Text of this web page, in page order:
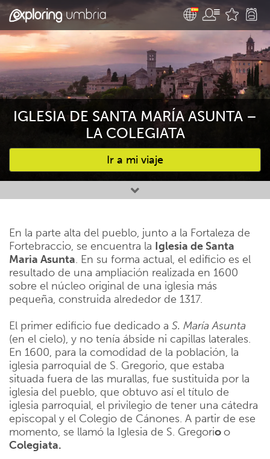
IGLESIA DE SANTA MARÍA ASUNTA –
LA COLEGIATA
Ir a mi viaje
Favourites
En la parte alta del pueblo, junto a la Fortaleza de
Fortebraccio, se encuentra la Iglesia de Santa
Maria Asunta. En su forma actual, el edificio es el
resultado de una ampliación realizada en 1600
sobre el núcleo original de una iglesia más
pequeña, construida alrededor de 1317.
El primer edificio fue dedicado a S. María Asunta
(en el cielo), y no tenía ábside ni capillas laterales.
En 1600, para la comodidad de la población, la
iglesia parroquial de S. Gregorio, que estaba
situada fuera de las murallas, fue sustituida por la
iglesia del pueblo, que obtuvo así el título de
iglesia parroquial, el privilegio de tener una cátedra
episcopal y el Colegio de Cánones. A partir de ese
momento, se llamó la Iglesia de S. Gregorioo
Colegiata.